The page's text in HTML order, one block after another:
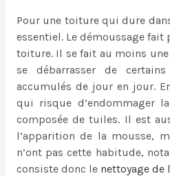
Pour une toiture qui dure
essentiel. Le démoussage fait
toiture. Il se fait au moins
se débarrasser de
accumulés de jour en jour.
qui risque d’endommager
composée de tuiles. Il est
l’apparition de la mousse,
n’ont pas cette habitude,
consiste donc le nettoyage de